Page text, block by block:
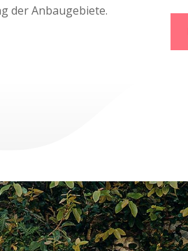
der Anbaugebiete.